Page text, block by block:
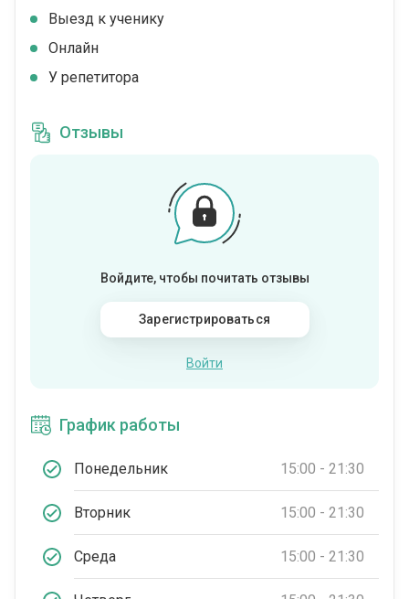
Выезд к ученику
Онлайн
У репетитора
Отзывы
Войдите, чтобы почитать отзывы
Зарегистрироваться
Войти
График работы
Понедельник 15:00 - 21:30
Вторник 15:00 - 21:30
Среда 15:00 - 21:30